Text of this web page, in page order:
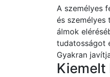
A személyes
és személyes
álmok
tudatosságot
Gyakran
Kiemelt